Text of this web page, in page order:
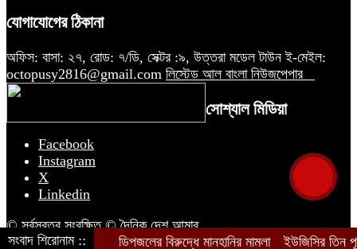
যোগাযোগের ঠিকানা
অফিস: বাসা: ২৭, রোড: ৭/ডি, সেক্টর :৯, উত্তরা মডেল টাউন ই-মেইল:
octopusy2816@gmail.com লিস্টেড আল বাংলা নিউজপেপার
সোশ্যাল মিডিয়া
Facebook
Instagram
X
Linkedin
© সর্বস্বত্ব সংরক্ষিত © দৈনিক দেশ আমার
সংবাদ শিরোনাম ::
ডিপজলের বিরুদ্ধে মানহানির মামলা ইউজিসির তিন